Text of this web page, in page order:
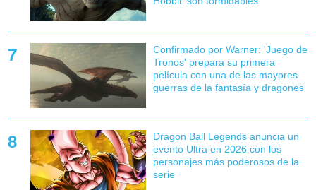
Confirmado por Warner: 'Juego de
Tronos' prepara su primera
película con una de las mayores
guerras de la fantasía y dragones
Dragon Ball Legends anuncia un
evento Ultra en 2026 con los
personajes más poderosos de la
serie